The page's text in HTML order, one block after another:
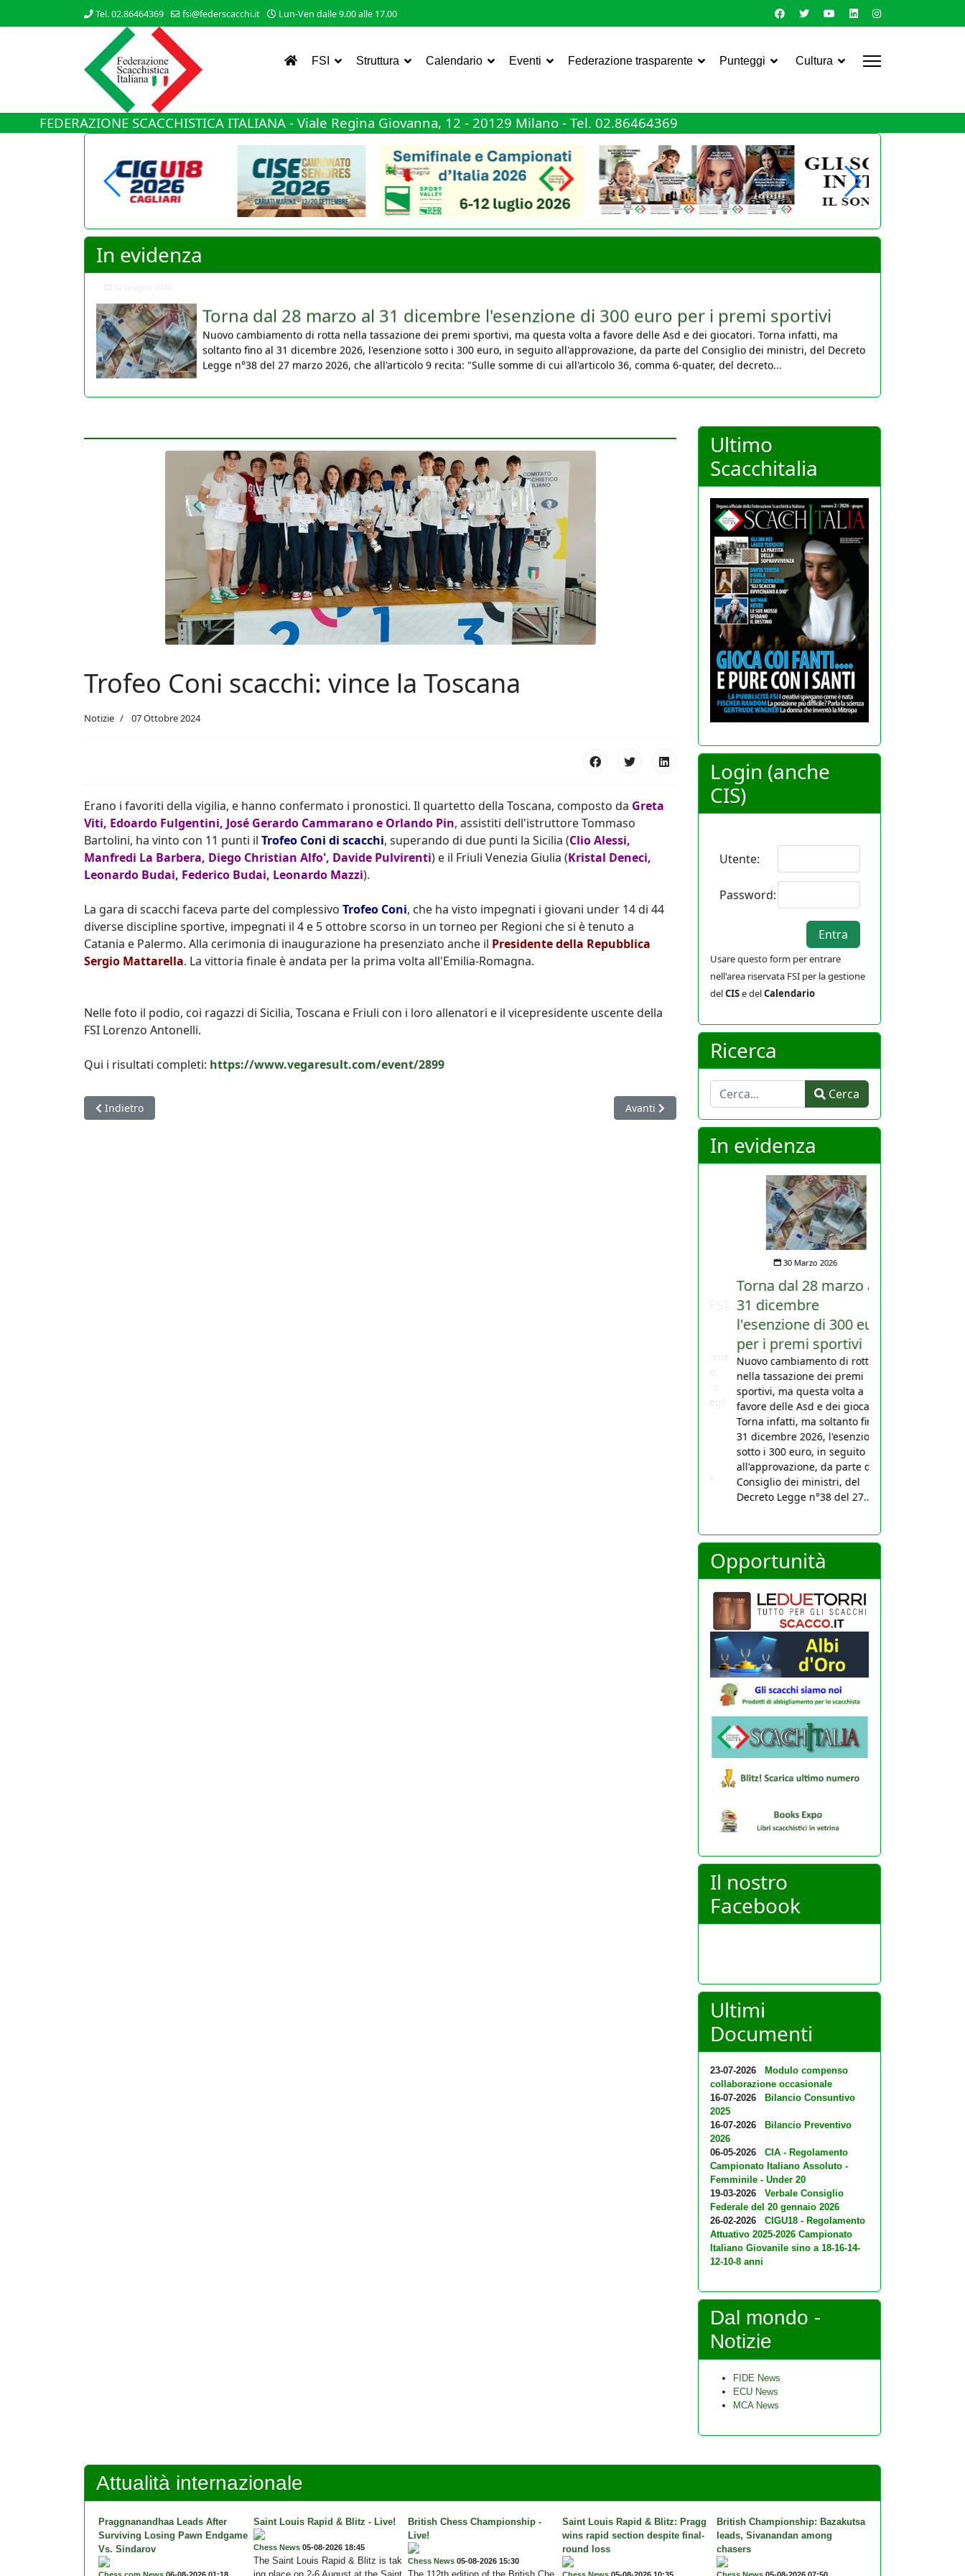
Tel. 02.86464369 fsi@federscacchi.it Lun-Ven dalle 9.00 alle 17.00
FSI Struttura Calendario Eventi Federazione trasparente Punteggi Cultura
FEDERAZIONE SCACCHISTICA ITALIANA - Viale Regina Giovanna, 12 - 20129 Milano - Tel. 02.86464369
In evidenza
30 Marzo 2026
Nuovo cambiamento di rotta nella tassazione dei premi sportivi, ma questa volta a favore delle Asd e dei giocatori. Torna infatti, ma
soltanto fino al 31 dicembre 2026, l'esenzione sotto i 300 euro, in seguito all'approvazione, da parte del Consiglio dei ministri, del Decreto
Legge n°38 del 27 marzo 2026, che all'articolo 9 recita: "Sulle somme di cui all'articolo 36, comma 6-quater, del decreto...
Trofeo Coni scacchi: vince la Toscana
Notizie 07 Ottobre 2024
Erano i favoriti della vigilia, e hanno confermato i pronostici. Il quartetto della Toscana, composto da Greta
Viti, Edoardo Fulgentini, José Gerardo Cammarano e Orlando Pin, assistiti dell'istruttore Tommaso
Bartolini, ha vinto con 11 punti il Trofeo Coni di scacchi, superando di due punti la Sicilia (Clio Alessi,
Manfredi La Barbera, Diego Christian Alfo', Davide Pulvirenti) e il Friuli Venezia Giulia (Kristal Deneci,
Leonardo Budai, Federico Budai, Leonardo Mazzi).
La gara di scacchi faceva parte del complessivo Trofeo Coni, che ha visto impegnati i giovani under 14 di 44
diverse discipline sportive, impegnati il 4 e 5 ottobre scorso in un torneo per Regioni che si è tenuto a
Catania e Palermo. Alla cerimonia di inaugurazione ha presenziato anche il Presidente della Repubblica
Sergio Mattarella. La vittoria finale è andata per la prima volta all'Emilia-Romagna.
Nelle foto il podio, coi ragazzi di Sicilia, Toscana e Friuli con i loro allenatori e il vicepresidente uscente della
FSI Lorenzo Antonelli.
Qui i risultati completi: https://www.vegaresult.com/event/2899
Articolo precedente: Torna il progetto "Scuola attiva junior": ecco come possono candidarsi gli istruttori
Indietro Articolo successivo: Firmato il comodato d'uso: la Biblioteca federale
Avanti
Ultimo
Scacchitalia
Login (anche
CIS)
Utente:
Password:
Usare questo form per entrare
nell'area riservata FSI per la gestione
delCISe delCalendario
Ricerca
Cerca Cerca
In evidenza
30 Marzo 2026
Torna dal 28 marzo al
31 dicembre
l'esenzione di 300 euro
per i premi sportivi
Nuovo cambiamento di rotta
nella tassazione dei premi
sportivi, ma questa volta a
favore delle Asd e dei giocatori.
Torna infatti, ma soltanto fino al
31 dicembre 2026, l'esenzione
sotto i 300 euro, in seguito
all'approvazione, da parte del
Consiglio dei ministri, del
Decreto Legge n°38 del 27...
Opportunità
Il nostro
Facebook
Ultimi
Documenti
23-07-2026
Modulo compenso
collaborazione occasionale
16-07-2026
Bilancio Consuntivo
2025
16-07-2026
Bilancio Preventivo
2026
06-05-2026
CIA - Regolamento
Campionato Italiano Assoluto -
Femminile - Under 20
19-03-2026
Verbale Consiglio
Federale del 20 gennaio 2026
26-02-2026
CIGU18 - Regolamento
Attuativo 2025-2026 Campionato
Italiano Giovanile sino a 18-16-14-
12-10-8 anni
Dal mondo -
Notizie
FIDE News
ECU News
MCA News
Attualità internazionale
Praggnanandhaa Leads After
Surviving Losing Pawn Endgame
Vs. Sindarov
Saint Louis Rapid & Blitz - Live!
Chess News 05-08-2026 18:45
The Saint Louis Rapid & Blitz is tak
British Chess Championship -
Live!
Chess News 05-08-2026 15:30
Saint Louis Rapid & Blitz: Pragg
wins rapid section despite final-
round loss
British Championship: Bazakutsa
leads, Sivanandan among
chasers